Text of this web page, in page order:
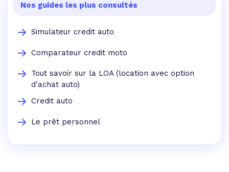
Nos guides les plus consultés
Simulateur credit auto
Comparateur credit moto
Tout savoir sur la LOA (location avec option
d'achat auto)
Credit auto
Le prêt personnel